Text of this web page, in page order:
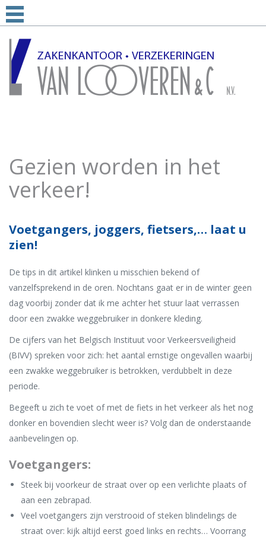
Gezien worden in het
verkeer!
Voetgangers, joggers, fietsers,… laat u
zien!
De tips in dit artikel klinken u misschien bekend of
vanzelfsprekend in de oren. Nochtans gaat er in de winter geen
dag voorbij zonder dat ik me achter het stuur laat verrassen
door een zwakke weggebruiker in donkere kleding.
De cijfers van het Belgisch Instituut voor Verkeersveiligheid
(BIVV) spreken voor zich: het aantal ernstige ongevallen waarbij
een zwakke weggebruiker is betrokken, verdubbelt in deze
periode.
Begeeft u zich te voet of met de fiets in het verkeer als het nog
donker en bovendien slecht weer is? Volg dan de onderstaande
aanbevelingen op.
Voetgangers:
Steek bij voorkeur de straat over op een verlichte plaats of
aan een zebrapad.
Veel voetgangers zijn verstrooid of steken blindelings de
straat over: kijk altijd eerst goed links en rechts… Voorrang